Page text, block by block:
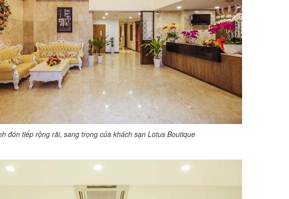
đón tiếp rộng rãi, sang trọng của khách sạn Lotus Boutique